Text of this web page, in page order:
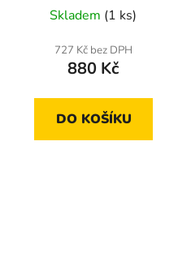
Skladem (1 ks)
727 Kč bez DPH
880 Kč
DO KOŠÍKU